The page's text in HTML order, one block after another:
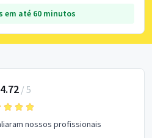
em até 60 minutos
4.72/ 5
nossos profissionais